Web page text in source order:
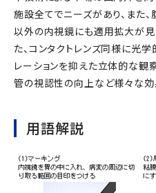
施設全てでニーズがあり、また
以外の内視鏡にも適用拡大が見
た、コンタクトレンズ同様に光学
レーションを抑えた立体的な観
管の視認性の向上など様々な効
用語解説